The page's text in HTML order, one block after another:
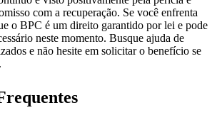
com a recuperação. Se você enfrenta
o BPC é um direito garantido por lei e pode
neste momento. Busque ajuda de
e não hesite em solicitar o benefício se